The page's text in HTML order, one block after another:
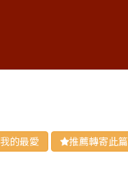
的最愛 推薦轉寄此篇